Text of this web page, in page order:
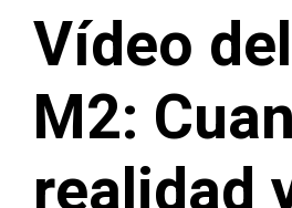
Vídeo
M2: